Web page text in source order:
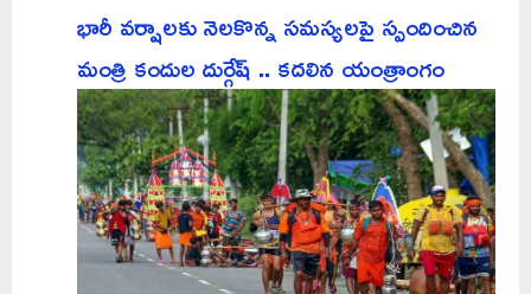
భారీ వర్షాలకు నెలకొన్న సమస్యలపై స్పందించిన
మంత్రి కందుల దుర్గేష్ .. కదలిన యంత్రాంగం